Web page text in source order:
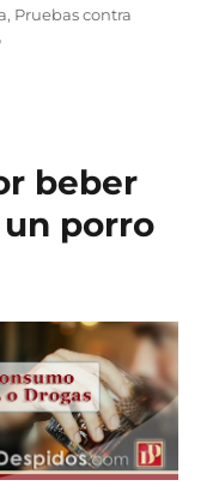
, Pruebas contra
en
Juicio
Contra
un
beber
porro